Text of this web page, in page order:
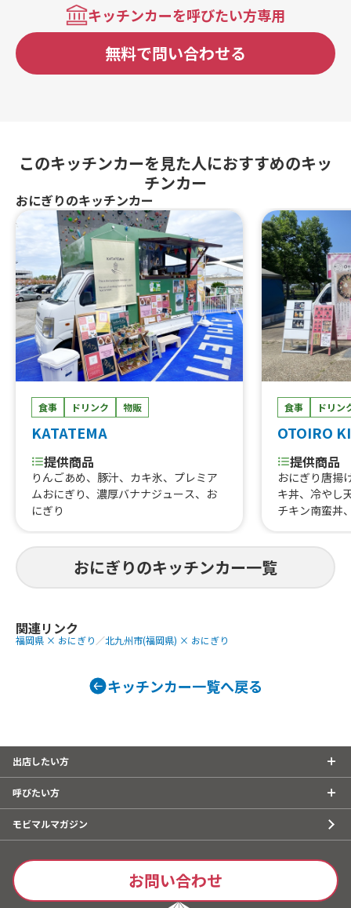
キッチンカーを呼びたい方専用
無料で問い合わせる
このキッチンカーを見た人におすすめのキッ
チンカー
おにぎりのキッチンカー
食事 ドリンク 物販
KATATEMA
提供商品
りんごあめ、豚汁、カキ氷、プレミア
ムおにぎり、濃厚バナナジュース、お
にぎり
食事 ドリン
OTOIRO
提供商品
おにぎり唐揚
キ丼、冷やし
チキン南蛮丼
み丼、チャー
麻婆豆腐丼
ョプサル風
マヨ丼、牛焼
おにぎりのキッチンカー一覧
関連リンク
福岡県 × おにぎり ／北九州市(福岡県) × おにぎり
キッチンカー一覧へ戻る
出店したい方
呼びたい方
モビマルマガジン
お問い合わせ